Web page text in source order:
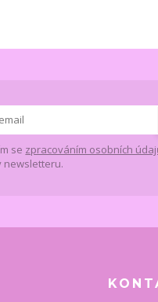
se zpracováním osobních
newsletteru.